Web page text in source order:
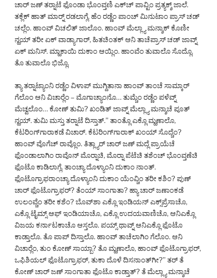
ಚಾರ್ ಜಣ್ ತರ್‍ನಾಟೆ ಫೊಂಡಾ ಭೊಂವ್ತಣಿ ಎಕ್‌ಚ್ ಪಾವ್ಟಿಂ ಪ್ರತ್ಯಕ್ಶ್ ಜಾಲೆ.
ತಕ್ಲೆಕ್ ಹಾತ್ ಮಾರ್‍ನ್ ರಡಲಾಗ್ಲೆ. ಹೆಂ ರಡ್ಣೆಂ ಪಾಂಚ್ ಮಿನುಟಾಂ ಪ್ರಾಸ್ ಚಡ್
ಚಲ್ಲೆಂ. ಹಾಂವ್ ವಿಚಲಿತ್ ಜಾಲೊಂ. ಹಾಂವ್ ಮೆಲ್ಲ್ಯಾ ಮನ್ಶಾಕ್ ಕೊಣೀ
ನ್ಹಯ್ ತರೀ ಏಕ್ ವಾಡ್ಯಾಗಾರ್, ಹಿತಚಿಂತಕ್ ಆನಿ ತಾಚೆಪ್ರಾಸ್ ಚಡ್ ಜಾವ್ನ್
ಏಕ್ ಮನಿಸ್. ಮ್ಹಾಕಾಯಿ ದುಕಾಂ ಆಯ್ಲಿಂ. ಹಾಂವೆಂ ತುವಾಲೊ ಸೊದ್ಲೊ.
ತೊ ತುವಾಲೊ ಭಿಜ್ಲೊ.
ತ್ಯಾ ತರ್‍ನಾಟ್ಯಾಂನಿ ರಡ್ಣೆಂ ವಿಳಾಪ್ ಮುಗ್ದಿತಾನಾ ಹಾಂವ್ ತಾಂಚೆ ಸಾಮ್ಕಾರ್
ಗೆಲೊಂ ಆನಿ ವಿಚಾರ್‍ಲೆಂ – ಮೊಗಾಚ್ಯಾಂನೊ… ತುಮ್ಚೆಂ ರಡ್ಣೆಂ ಪಳೆವ್ನ್
ಮೆಚ್ವಲೊಂ… ಕೋಣ್ ತುಮಿ? ಖಂಡಿತ್ ಜಾವ್ನ್ ಮೆಲ್ಲ್ಯಾ ಮನ್ಶಾಚೆ ಪೂತ್
ನ್ಹಯ್. ತುಮಿ ಮಸ್ತು ತರ್‍ನಾಟೆ ದಿಸ್ತಾತ್.” ತಾಂತ್ಲೊ ಎಕ್ಲೊ ಮ್ಹಣಾಲೊ,
ಕೆಟರಿಂಗ್‌ಗಾರಾಕಡೆ ವಿಚಾರ್. ಕೆಟರಿಂಗ್‌ಗಾರಾಕ್ ಖಂಯ್ ಸೊದ್ಚೆಂ?
ಹಾಂವ್ ವೊಗೆಚ್ ರಾವ್ಲೊಂ. ತಿತ್ಲ್ಯಾರ್ ಚಾರ್ ಜಣ್ ಮದ್ಲೆ ಪ್ರಾಯೆಚೆ
ಫೊಂಡಾಲಾಗಿಂ ರಾವೊನ್ ಮೊರ್‍ನಾಚಿ, ಮೊರ್‍ನಾ ಪೆಟೆಚಿ ತಶೆಂಚ್ ಭೊಂವ್ತಣೆಚಿ
ಫೊಟೊ ಕಾಡಿಲಾಗ್ಲೆ. ತಾಂಚ್ಯಾ ದೊಳ್ಯಾಂನಿ ದುಕಾಂ ನಾಂತ್.
ಫೊಟೊಗ್ರಾಫರಾಂಚ್ಯಾ ದೊಳ್ಯಾಂನಿ ದುಕಾಂ ಯೆಂವ್ಚಿಂ ತರೀ ಕಶಿಂ? ಪುಣ್
ಚಾರ್ ಫೊಟೊಗ್ರಾಫರ್? ತೆಂಯ್ ಸಾಂಗಾತಾ? ಹ್ಯಾ ಚಾರ್ ಜಣಾಂಕಡೆ
ಉಲಂವ್ಚೆಂ ತರೀ ಕಶೆಂ? ಬೊವ್‌ಶಾ ಎಕ್ಲೊ ಇಂಡಿಯನ್ ಎಕ್ಸ್‌ಪ್ರೆಸಾಚೊ,
ಎಕ್ಲೊ ಟೈಮ್ಸ್ ಆಫ್ ಇಂಡಿಯಾಚೊ, ಎಕ್ಲೊ ಉದಯವಾಣಿಚೊ, ಆನಿ‌ಎಕ್ಲೊ
ವಿಜಯ ಕರ್ನಾಟಕಾಚೊ ಆಸ್ತಲೊ. ಪಯ್ಸ್ ಥಾವ್ನ್ ಆನಿ‌ಎಕ್ಲೊ ಫೊಟೊ
ಕಾಡ್ತಾಲೊ. ತೊ ಪಾಪ್ ದಿಸ್ತಾಲೊ. ಹಾಂವ್ ತಾಚೆಲಾಗಿಂ ಗೆಲೊಂ. ಆನಿ
ವಿಚಾರ್‍ಲೆಂ, ತುಂ ಕೋಣ್ ಸಾಯ್ಬಾ? ತೊ ಮ್ಹಣಾಲೊ, ಹಾಂವ್ ಫೊಟೊಗ್ರಾಫರ್,
ಒಫಿಶಿಯಲ್ ಫೊಟೊಗ್ರಾಫರ್, ತುಕಾ ದೊಳೆ ದಿಸನಾಂತ್‌ಗೀ?” ತರ್ ತೆ
ಕೋಣ್ ಚಾರ್ ಜಣ್ ಸಾಂಗಾತಾ ಫೊಟೊ ಕಾಡ್ತಾತ್? ತೆ ಮೆಲ್ಲ್ಯಾ ಮನ್ಶಾಚೆ